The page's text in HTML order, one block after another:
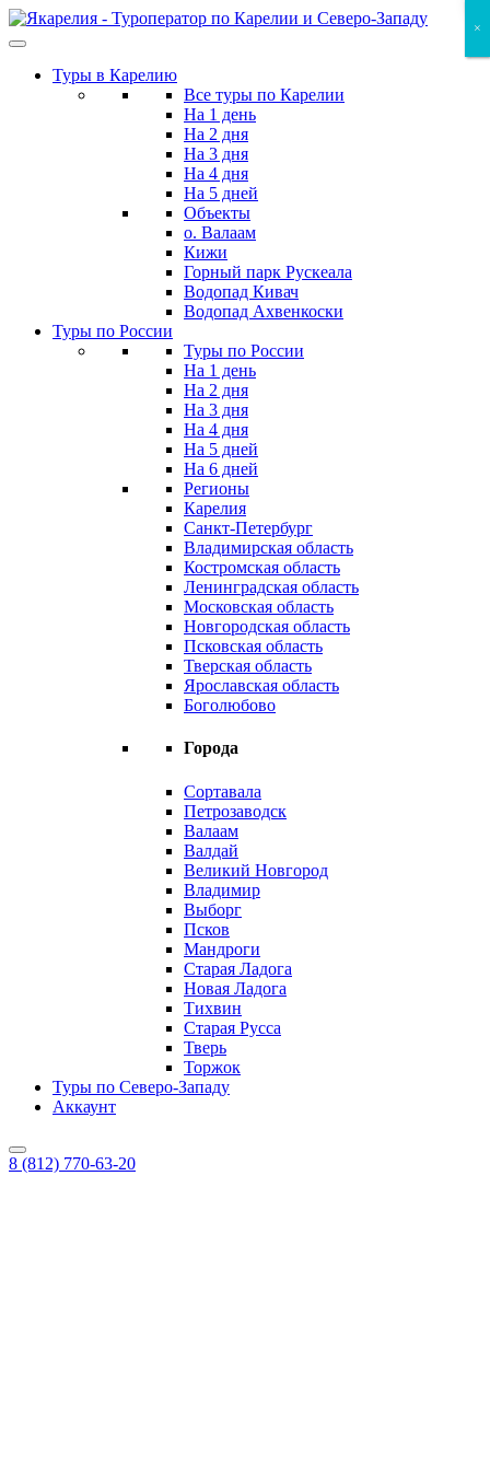
Skip
to
contentТуры в Карелию
Все туры по Карелии
На 1 день
На 2 дня
На 3 дня
На 4 дня
На 5 дней
Объекты
о. Валаам
Кижи
Горный парк Рускеала
Водопад Кивач
Водопад Ахвенкоски
Туры по России
Туры по России
На 1 день
На 2 дня
На 3 дня
На 4 дня
На 5 дней
На 6 дней
Регионы
Карелия
Санкт-Петербург
Владимирская область
Костромская область
Ленинградская область
Московская область
Новгородская область
Псковская область
Тверская область
Ярославская область
Боголюбово
Города
Сортавала
Петрозаводск
Валаам
Валдай
Великий Новгород
Владимир
Выборг
Псков
Мандроги
Старая Ладога
Новая Ладога
Тихвин
Старая Русса
Тверь
Торжок
Туры по Северо-Западу
Аккаунт
8 (812) 770-63-20
×
×
×